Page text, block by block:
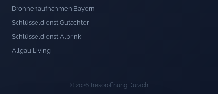
Drohnenaufnahmen Bayern
Schlüsseldienst Gutachter
Schlüsseldienst Albrink
Allgäu Living
© 2026 Tresoröffnung Durach